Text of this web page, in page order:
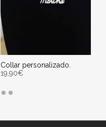
Collar personalizado.
19,90€
SELECT OPTIONS